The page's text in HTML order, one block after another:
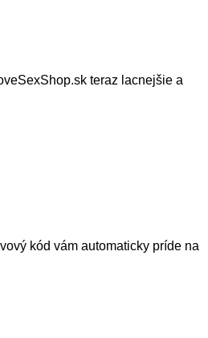
teraz lacnejšie a
kód vám automaticky príde na